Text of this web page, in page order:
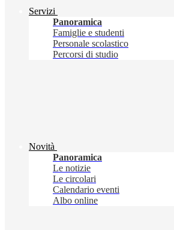
Servizi
Panoramica
Famiglie e studenti
Personale scolastico
Percorsi di studio
Novità
Panoramica
Le notizie
Le circolari
Calendario eventi
Albo online